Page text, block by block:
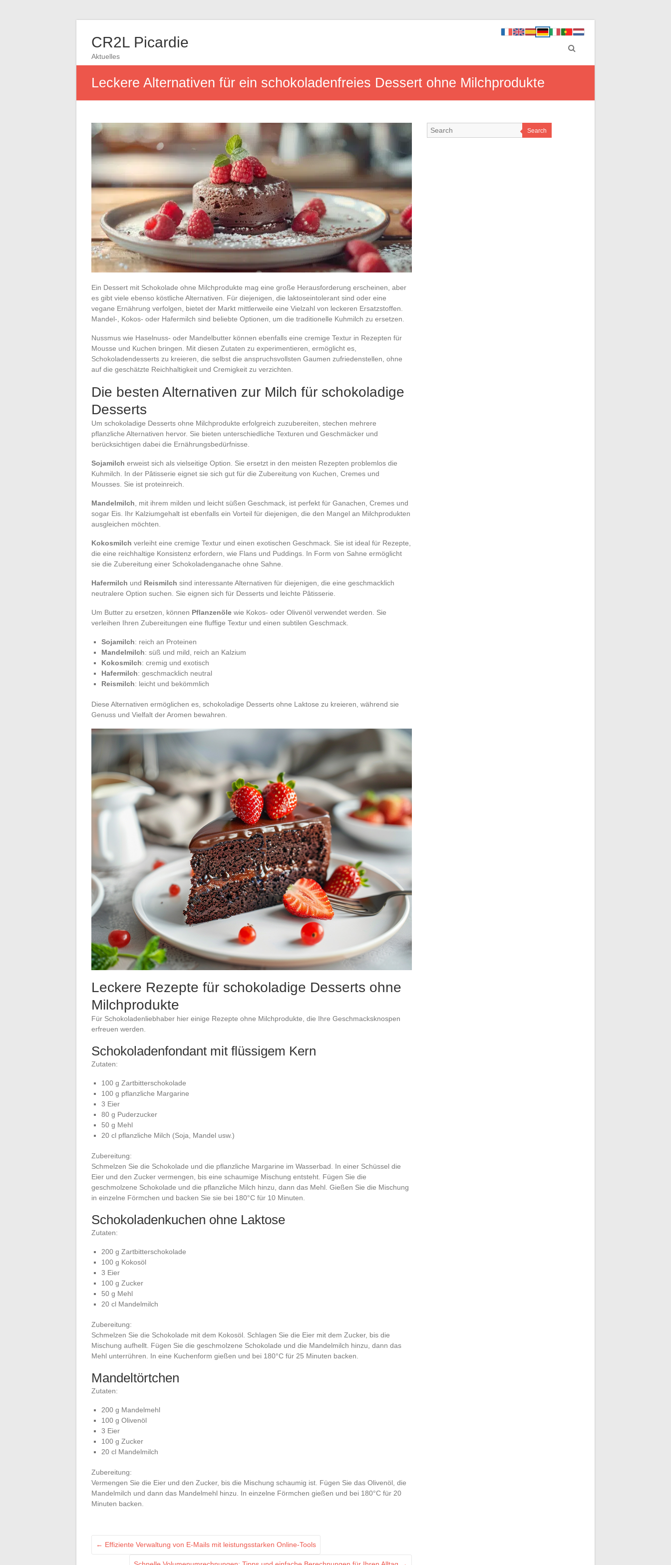
CR2L Picardie
Aktuelles
Leckere Alternativen für ein schokoladenfreies Dessert ohne Milchprodukte
Ein Dessert mit Schokolade ohne Milchprodukte mag eine große Herausforderung erscheinen, aber
es gibt viele ebenso köstliche Alternativen. Für diejenigen, die laktoseintolerant sind oder eine
vegane Ernährung verfolgen, bietet der Markt mittlerweile eine Vielzahl von leckeren Ersatzstoffen.
Mandel-, Kokos- oder Hafermilch sind beliebte Optionen, um die traditionelle Kuhmilch zu ersetzen.
Nussmus wie Haselnuss- oder Mandelbutter können ebenfalls eine cremige Textur in Rezepten für
Mousse und Kuchen bringen. Mit diesen Zutaten zu experimentieren, ermöglicht es,
Schokoladendesserts zu kreieren, die selbst die anspruchsvollsten Gaumen zufriedenstellen, ohne
auf die geschätzte Reichhaltigkeit und Cremigkeit zu verzichten.
Die besten Alternativen zur Milch für schokoladige
Desserts
Um schokoladige Desserts ohne Milchprodukte erfolgreich zuzubereiten, stechen mehrere
pflanzliche Alternativen hervor. Sie bieten unterschiedliche Texturen und Geschmäcker und
berücksichtigen dabei die Ernährungsbedürfnisse.
Sojamilch erweist sich als vielseitige Option. Sie ersetzt in den meisten Rezepten problemlos die
Kuhmilch. In der Pâtisserie eignet sie sich gut für die Zubereitung von Kuchen, Cremes und
Mousses. Sie ist proteinreich.
Mandelmilch , mit ihrem milden und leicht süßen Geschmack, ist perfekt für Ganachen, Cremes und
sogar Eis. Ihr Kalziumgehalt ist ebenfalls ein Vorteil für diejenigen, die den Mangel an Milchprodukten
ausgleichen möchten.
Kokosmilch verleiht eine cremige Textur und einen exotischen Geschmack. Sie ist ideal für Rezepte,
die eine reichhaltige Konsistenz erfordern, wie Flans und Puddings. In Form von Sahne ermöglicht
sie die Zubereitung einer Schokoladenganache ohne Sahne.
Hafermilch und Reismilch sind interessante Alternativen für diejenigen, die eine geschmacklich
neutralere Option suchen. Sie eignen sich für Desserts und leichte Pâtisserie.
Um Butter zu ersetzen, können Pflanzenöle wie Kokos- oder Olivenöl verwendet werden. Sie
verleihen Ihren Zubereitungen eine fluffige Textur und einen subtilen Geschmack.
Sojamilch: reich an Proteinen
Mandelmilch: süß und mild, reich an Kalzium
Kokosmilch: cremig und exotisch
Hafermilch: geschmacklich neutral
Reismilch: leicht und bekömmlich
Diese Alternativen ermöglichen es, schokoladige Desserts ohne Laktose zu kreieren, während sie
Genuss und Vielfalt der Aromen bewahren.
Leckere Rezepte für schokoladige Desserts ohne
Milchprodukte
Für Schokoladenliebhaber hier einige Rezepte ohne Milchprodukte, die Ihre Geschmacksknospen
erfreuen werden.
Schokoladenfondant mit flüssigem Kern
Zutaten:
100 g Zartbitterschokolade
100 g pflanzliche Margarine
3 Eier
80 g Puderzucker
50 g Mehl
20 cl pflanzliche Milch (Soja, Mandel usw.)
Zubereitung:
Schmelzen Sie die Schokolade und die pflanzliche Margarine im Wasserbad. In einer Schüssel die
Eier und den Zucker vermengen, bis eine schaumige Mischung entsteht. Fügen Sie die
geschmolzene Schokolade und die pflanzliche Milch hinzu, dann das Mehl. Gießen Sie die Mischung
in einzelne Förmchen und backen Sie sie bei 180°C für 10 Minuten.
Schokoladenkuchen ohne Laktose
Zutaten:
200 g Zartbitterschokolade
100 g Kokosöl
3 Eier
100 g Zucker
50 g Mehl
20 cl Mandelmilch
Zubereitung:
Schmelzen Sie die Schokolade mit dem Kokosöl. Schlagen Sie die Eier mit dem Zucker, bis die
Mischung aufhellt. Fügen Sie die geschmolzene Schokolade und die Mandelmilch hinzu, dann das
Mehl unterrühren. In eine Kuchenform gießen und bei 180°C für 25 Minuten backen.
Mandeltörtchen
Zutaten:
200 g Mandelmehl
100 g Olivenöl
3 Eier
100 g Zucker
20 cl Mandelmilch
Zubereitung:
Vermengen Sie die Eier und den Zucker, bis die Mischung schaumig ist. Fügen Sie das Olivenöl, die
Mandelmilch und dann das Mandelmehl hinzu. In einzelne Förmchen gießen und bei 180°C für 20
Minuten backen.
← Effiziente Verwaltung von E-Mails mit leistungsstarken Online-Tools
Search